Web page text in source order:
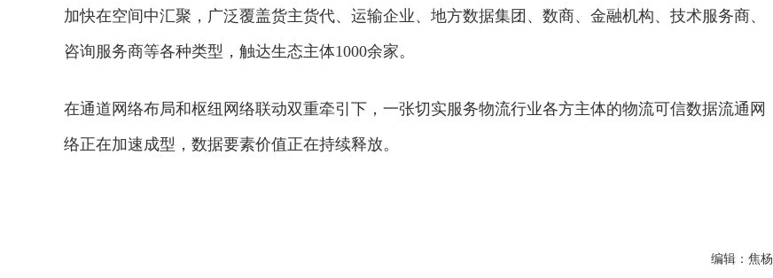
加快在空间中汇聚，广泛覆盖货主货代、运输企业、地方数据集团、数商、金融机构、技术服务商、
咨询服务商等各种类型，触达生态主体1000余家。
在通道网络布局和枢纽网络联动双重牵引下，一张切实服务物流行业各方主体的物流可信数据流通网
络正在加速成型，数据要素价值正在持续释放。
编辑：焦杨